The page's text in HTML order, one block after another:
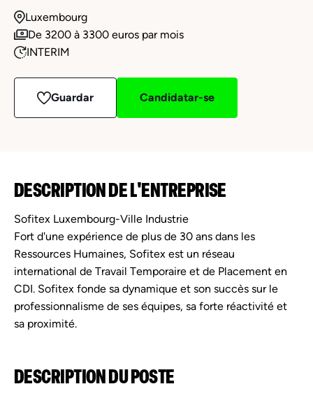
Luxembourg
De 3200 à 3300 euros par mois
INTERIM
Guardar Candidatar-se
DESCRIPTION DE L'ENTREPRISE
Sofitex Luxembourg-Ville Industrie
Fort d'une expérience de plus de 30 ans dans les
Ressources Humaines, Sofitex est un réseau
international de Travail Temporaire et de Placement en
CDI. Sofitex fonde sa dynamique et son succès sur le
professionnalisme de ses équipes, sa forte réactivité et
sa proximité.
DESCRIPTION DU POSTE